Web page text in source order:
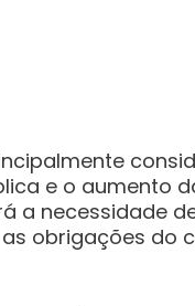
e o aumento
a necessidade
obrigações do